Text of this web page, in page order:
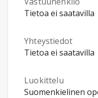
Tietoa ei saatavilla
Yhteystiedot
Tietoa ei saatavilla
Luokittelu
Suomenkielinen